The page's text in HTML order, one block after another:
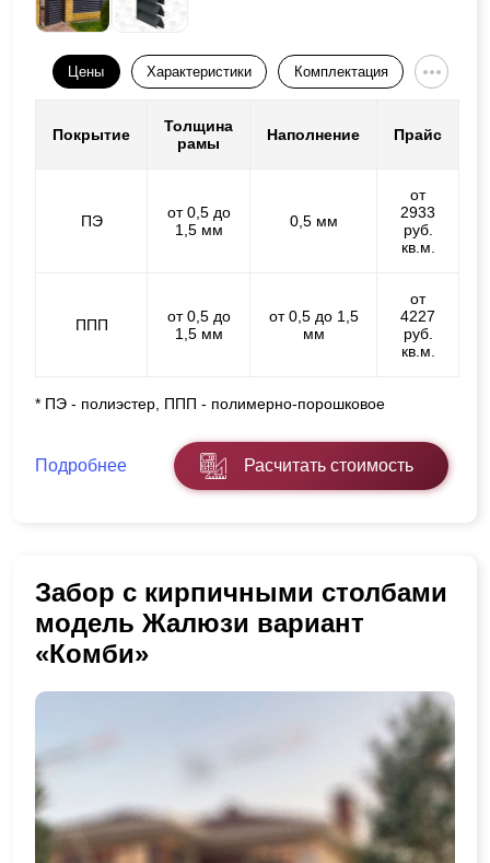
Цены Характеристики Комплектация
Покрытие
Толщина
рамы
Наполнение Прайс
ПЭ
от 0,5 до
1,5 мм
0,5 мм
от
2933
руб.
кв.м.
ППП
от 0,5 до
1,5 мм
от 0,5 до 1,5
мм
от
4227
руб.
кв.м.
* ПЭ - полиэстер, ППП - полимерно-порошковое
Подробнее Расчитать стоимость
Забор с кирпичными столбами
модель Жалюзи вариант
«Комби»